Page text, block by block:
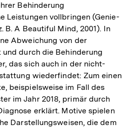
Behinderung
Leistungen vollbringen (Genie-
B. A Beautiful Mind, 2001). In
Abweichung von der
durch die Behinderung
das sich auch in der nicht-
wiederfindet: Zum einen
beispielsweise im Fall des
im Jahr 2018, primär durch
erklärt. Motive spielen
Darstellungsweisen, die dem